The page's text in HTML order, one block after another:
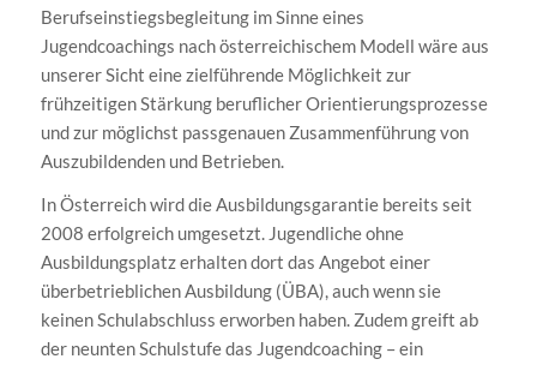
Berufseinstiegsbegleitung im Sinne eines
Jugendcoachings nach österreichischem Modell wäre aus
unserer Sicht eine zielführende Möglichkeit zur
frühzeitigen Stärkung beruflicher Orientierungsprozesse
und zur möglichst passgenauen Zusammenführung von
Auszubildenden und Betrieben.
In Österreich wird die Ausbildungsgarantie bereits seit
2008 erfolgreich umgesetzt. Jugendliche ohne
Ausbildungsplatz erhalten dort das Angebot einer
überbetrieblichen Ausbildung (ÜBA), auch wenn sie
keinen Schulabschluss erworben haben. Zudem greift ab
der neunten Schulstufe das Jugendcoaching – ein